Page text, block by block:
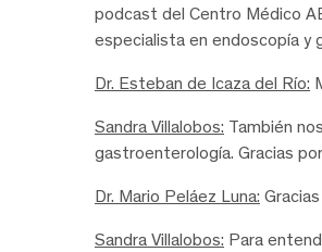
podcast del Centro Médico
especialista en endoscopía y
Dr. Esteban de Icaza del Río:
Sandra Villalobos: También
gastroenterología. Gracias
Dr. Mario Peláez Luna:
Sandra Villalobos: Para